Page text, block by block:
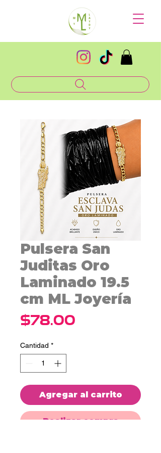
Pulsera San
Juditas Oro
Laminado 19.5
cm ML Joyería
$78.00
Cantidad *
Agregar al carrito
Realizar compra